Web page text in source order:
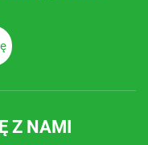
Z NAMI